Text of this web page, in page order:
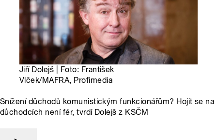
Jiří Dolejš | Foto: František
Vlček/MAFRA, Profimedia
Snížení důchodů komunistickým funkcionářům? Hojit se na
důchodcích není fér, tvrdí Dolejš z KSČM